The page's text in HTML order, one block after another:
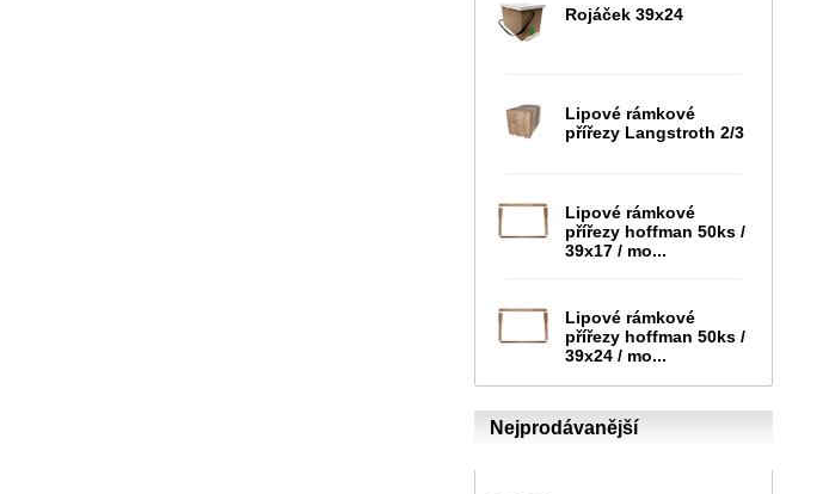
Rojáček 39x24
Lipové rámkové
přířezy Langstroth 2/3
Lipové rámkové
přířezy hoffman 50ks /
39x17 / mo...
Lipové rámkové
přířezy hoffman 50ks /
39x24 / mo...
Nejprodávanější